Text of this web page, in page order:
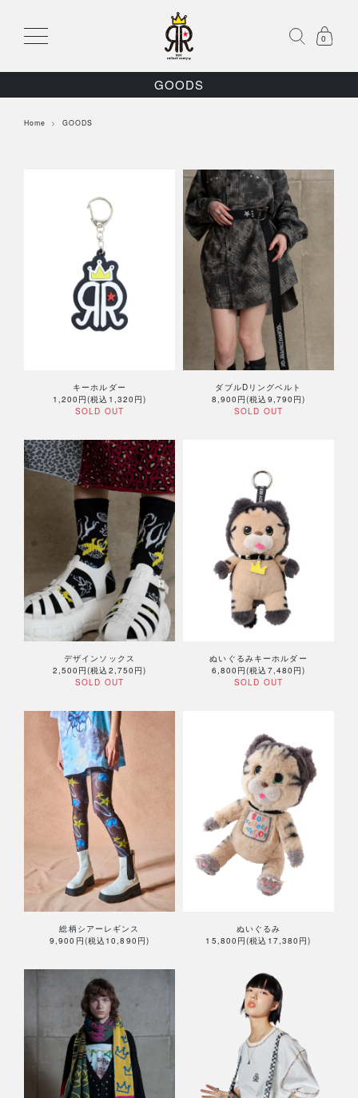
0
GOODS
Home GOODS
キーホルダー
1,200円(税込1,320円)
SOLD OUT
ダブルDリングベルト
8,900円(税込9,790円)
SOLD OUT
デザインソックス
2,500円(税込2,750円)
SOLD OUT
ぬいぐるみキーホルダー
6,800円(税込7,480円)
SOLD OUT
総柄シアーレギンス
9,900円(税込10,890円)
ぬいぐるみ
15,800円(税込17,380円)